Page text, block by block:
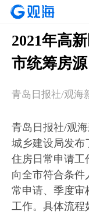
2021年高
市统筹房
青岛日报社/观海
青岛日报社/观
城乡建设局发布
住房日常申请工
向全市符合条件
常申请、季度审
工作。具体流程